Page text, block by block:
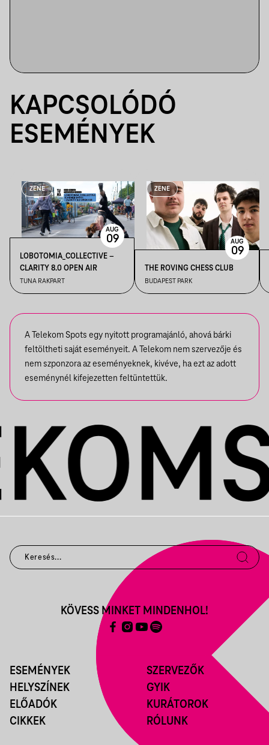
KAPCSOLÓDÓ
ESEMÉNYEK
ZENE
LOBOTOMIA_COLLECTIVE –
CLARITY 8.0 OPEN AIR
TUNA RAKPART
AUG
09
ZENE
THE ROVING CHESS CLUB
BUDAPEST PARK
AUG
09
A Telekom Spots egy nyitott programajánló, ahová bárki
feltöltheti saját eseményeit. A Telekom nem szervezője és
nem szponzora az eseményeknek, kivéve, ha ezt az adott
eseménynél kifejezetten feltüntettük.
ESEMÉNYEK
HELYSZÍNEK
ELŐADÓK
CIKKEK
SZERVEZŐK
GYIK
KURÁTOROK
RÓLUNK
KÖVESS MINKET MINDENHOL!